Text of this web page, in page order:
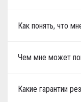
Как понять, что
Чем мне может
Какие гарантии